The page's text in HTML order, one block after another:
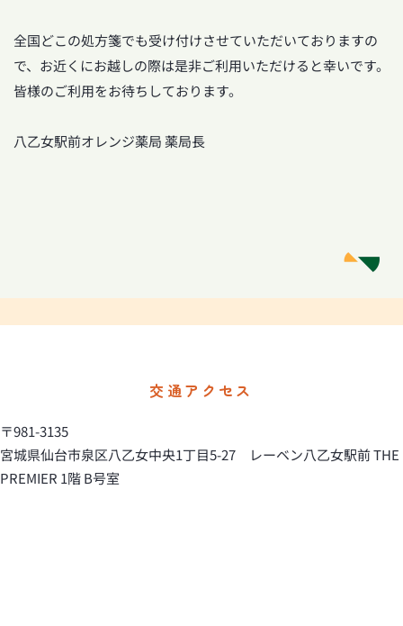
全国どこの処方箋でも受け付けさせていただいておりますの
で、お近くにお越しの際は是非ご利用いただけると幸いです。
皆様のご利用をお待ちしております。
八乙女駅前オレンジ薬局 薬局長
交通アクセス
〒981-3135
宮城県仙台市泉区八乙女中央1丁目5-27 レーベン八乙女駅前 THE
PREMIER 1階 B号室